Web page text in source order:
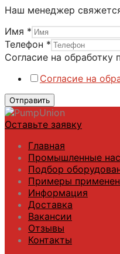
Наш менеджер
Имя *
Телефон *
Телефон
персональных
Согласие на обработку
Согласие на
Отправить
Оставьте заявку
Главная
Промышленные
Подбор
Примеры
Информация
Доставка
Вакансии
Отзывы
Контакты